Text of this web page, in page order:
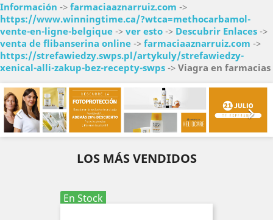
Información -> farmaciaaznarruiz.com ->
https://www.winningtime.ca/?wtca=methocarbamol-
vente-en-ligne-belgique -> ver esto -> Descubrir Enlaces ->
venta de flibanserina online -> farmaciaaznarruiz.com ->
https://strefawiedzy.swps.pl/artykuly/strefawiedzy-
xenical-alli-zakup-bez-recepty-swps -> Viagra en farmacias

Anterior

LOS MÁS VENDIDOS
En Stock